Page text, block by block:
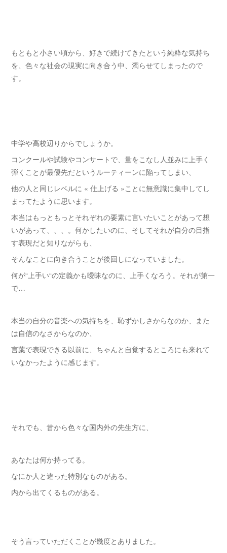
もともと小さい頃から、好きで続けてきたという純粋な気持ち
を、色々な社会の現実に向き合う中、濁らせてしまったので
す。
中学や高校辺りからでしょうか。
コンクールや試験やコンサートで、量をこなし人並みに上手く
弾くことが最優先だというルーティーンに陥ってしまい、
他の人と同じレベルに « 仕上げる »ことに無意識に集中してし
まってたように思います。
本当はもっともっとそれぞれの要素に言いたいことがあって想
いがあって、、、。何かしたいのに、そしてそれが自分の目指
す表現だと知りながらも、
そんなことに向き合うことが後回しになっていました。
何が“上手い“の定義かも曖昧なのに、上手くなろう。それが第一
で…
本当の自分の音楽への気持ちを、恥ずかしさからなのか、また
は自信のなさからなのか、
言葉で表現できる以前に、ちゃんと自覚するところにも来れて
いなかったように感じます。
それでも、昔から色々な国内外の先生方に、
あなたは何か持ってる。
なにか人と違った特別なものがある。
内から出てくるものがある。
そう言っていただくことが幾度とありました。